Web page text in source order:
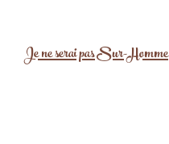
Je ne serai pas Sur-Homme